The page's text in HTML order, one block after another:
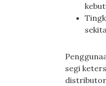
segi
distributor